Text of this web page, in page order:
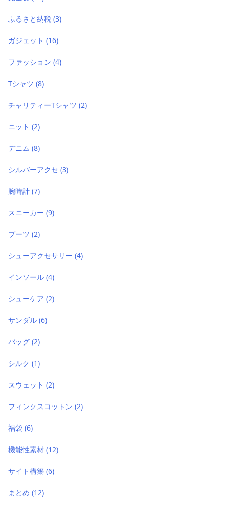
ふるさと納税 (3)
ガジェット (16)
ファッション (4)
Tシャツ (8)
チャリティーTシャツ (2)
ニット (2)
デニム (8)
シルバーアクセ (3)
腕時計 (7)
スニーカー (9)
ブーツ (2)
シューアクセサリー (4)
インソール (4)
シューケア (2)
サンダル (6)
バッグ (2)
シルク (1)
スウェット (2)
フィンクスコットン (2)
福袋 (6)
機能性素材 (12)
サイト構築 (6)
まとめ (12)